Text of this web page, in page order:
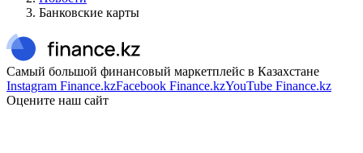
Банковские карты
Самый большой финансовый маркетплейс в Казахстане
Instagram Finance.kzFacebook Finance.kzYouTube Finance.kz
Оцените наш сайт